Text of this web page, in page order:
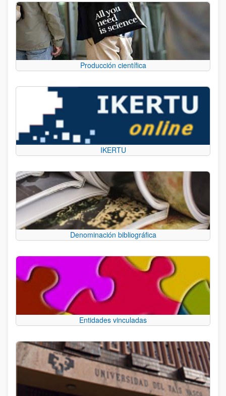
Producción científica
IKERTU
Denominación bibliográfica
Entidades vinculadas